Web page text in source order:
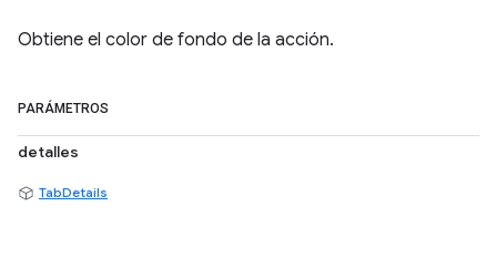
Obtiene el color de fondo de la acción.
PARÁMETROS
detalles
TabDetails